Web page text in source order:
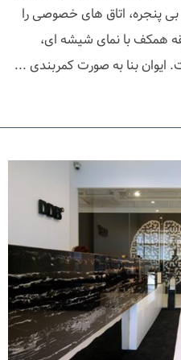
پنجره، اتاق های خصوصی را
همکف با نمای شیشه ای،
ایوان بنا به صورت کمربندی ...